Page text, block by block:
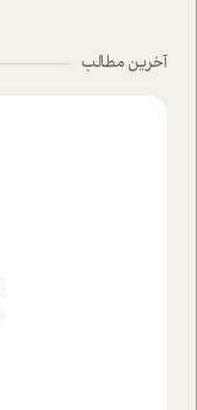
آخرین مطالب